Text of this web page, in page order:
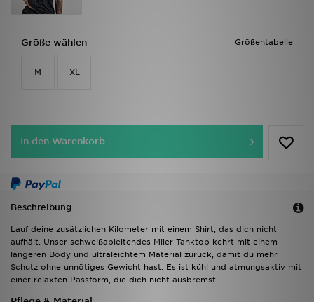
Größentabelle
Größe wählen
M XL
In den Warenkorb
Beschreibung
Lauf deine zusätzlichen Kilometer mit einem Shirt, das dich nicht
aufhält. Unser schweißableitendes Miler Tanktop kehrt mit einem
längeren Body und ultraleichtem Material zurück, damit du mehr
Schutz ohne unnötiges Gewicht hast. Es ist kühl und atmungsaktiv mit
einer relaxten Passform, die dich nicht ausbremst.